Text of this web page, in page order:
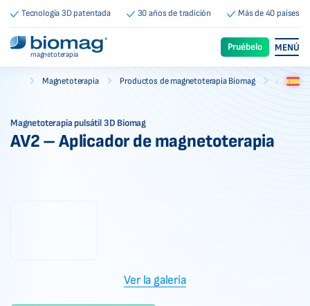
Tecnología 3D patentada 30 años de tradición Más de 40 países
magnetoterapia
Pruébelo MENÚ
Biomag Magnetoterapia Productos de magnetoterapia Biomag
Magnetoterapia pulsátil 3D Biomag
AV2 – Aplicador de magnetoterapia
Ver la galería